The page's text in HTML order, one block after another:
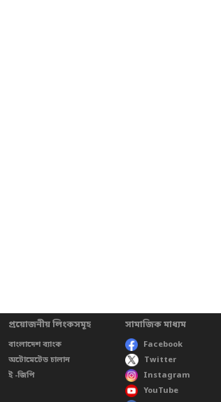
প্রয়োজনীয় লিংকসমূহ
বাংলাদেশ ব্যাংক
অটোমেটেড চালান
ই -জিপি
সামাজিক মাধ্যম
Facebook
Twitter
Instagram
YouTube